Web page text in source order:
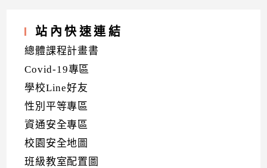
站內快速連結
總體課程計畫書
Covid-19專區
學校Line好友
性別平等專區
資通安全專區
校園安全地圖
班級教室配置圖